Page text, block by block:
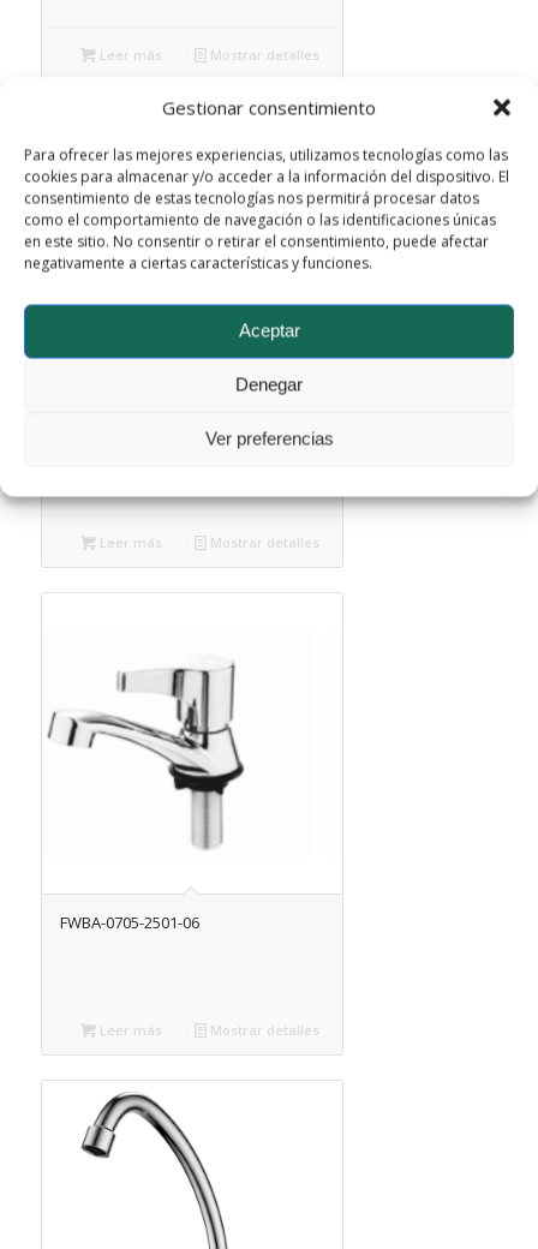
Gestionar consentimiento
Para ofrecer las mejores experiencias, utilizamos tecnologías como las
cookies para almacenar y/o acceder a la información del dispositivo. El
consentimiento de estas tecnologías nos permitirá procesar datos
como el comportamiento de navegación o las identificaciones únicas
en este sitio. No consentir o retirar el consentimiento, puede afectar
negativamente a ciertas características y funciones.
Aceptar
Denegar
Ver preferencias
Leer más Mostrar detalles
Leer más Mostrar detalles
FWBA-0705-2501-06
Leer más Mostrar detalles